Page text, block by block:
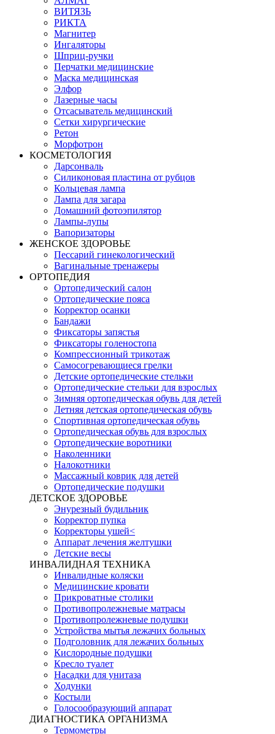
ВИТЯЗЬ
РИКТА
Магнитер
Ингаляторы
Шприц-ручки
Перчатки медицинские
Маска медицинская
Элфор
Лазерные часы
Отсасыватель медицинский
Сетки хирургические
Ретон
Морфотрон
КОСМЕТОЛОГИЯ
Дарсонваль
Силиконовая пластина от рубцов
Кольцевая лампа
Лампа для загара
Домашний фотоэпилятор
Лампы-лупы
Вапоризаторы
ЖЕНСКОЕ ЗДОРОВЬЕ
Пессарий гинекологический
Вагинальные тренажеры
ОРТОПЕДИЯ
Ортопедический салон
Ортопедические пояса
Корректор осанки
Бандажи
Фиксаторы запястья
Фиксаторы голеностопа
Компрессионный трикотаж
Самосогревающиеся грелки
Детские ортопедические стельки
Ортопедические стельки для взрослых
Зимняя ортопедическая обувь для детей
Летняя детская ортопедическая обувь
Спортивная ортопедическая обувь
Ортопедическая обувь для взрослых
Ортопедические воротники
Наколенники
Налокотники
Массажный коврик для детей
Ортопедические подушки
ДЕТСКОЕ ЗДОРОВЬЕ
Энурезный будильник
Корректор пупка
Корректоры ушей<
Аппарат лечения желтушки
Детские весы
ИНВАЛИДНАЯ ТЕХНИКА
Инвалидные коляски
Медицинские кровати
Прикроватные столики
Противопролежневые матрасы
Противопролежневые подушки
Устройства мытья лежачих больных
Подголовник для лежачих больных
Кислородные подушки
Кресло туалет
Насадки для унитаза
Ходунки
Костыли
Голосообразующий аппарат
ДИАГНОСТИКА ОРГАНИЗМА
Термометры